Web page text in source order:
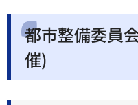
都市整備委員
催)